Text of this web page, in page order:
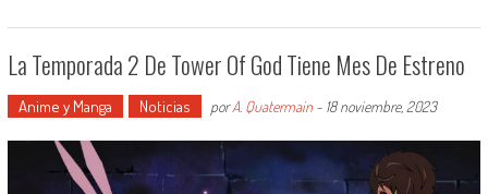
La Temporada 2 De Tower Of God Tiene Mes De Estreno
Anime y Manga Noticias porA. Quatermain- 18 noviembre, 2023